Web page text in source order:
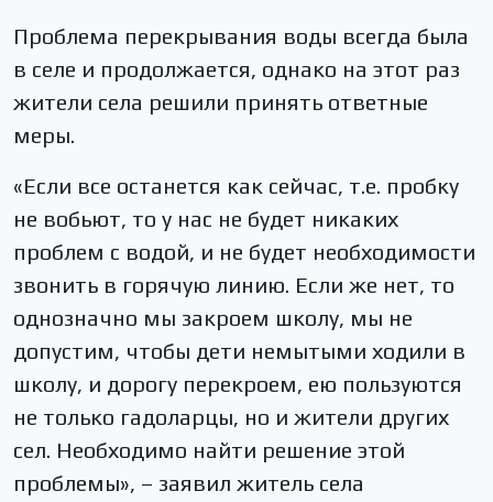
Проблема перекрывания воды всегда была
в селе и продолжается, однако на этот раз
жители села решили принять ответные
меры.
«Если все останется как сейчас, т.е. пробку
не вобьют, то у нас не будет никаких
проблем с водой, и не будет необходимости
звонить в горячую линию. Если же нет, то
однозначно мы закроем школу, мы не
допустим, чтобы дети немытыми ходили в
школу, и дорогу перекроем, ею пользуются
не только гадоларцы, но и жители других
сел. Необходимо найти решение этой
проблемы», – заявил житель села